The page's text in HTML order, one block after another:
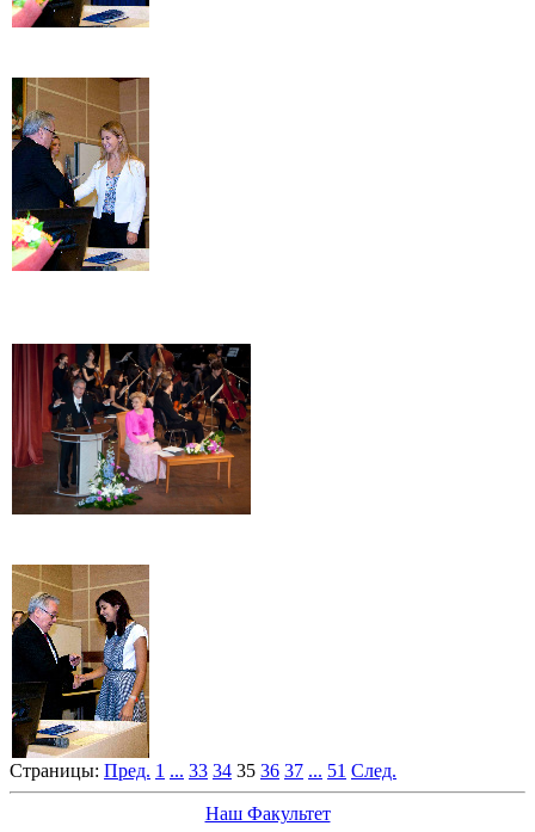
Страницы: Пред. 1 ... 33 34 35 36 37 ... 51 След.
Наш Факультет